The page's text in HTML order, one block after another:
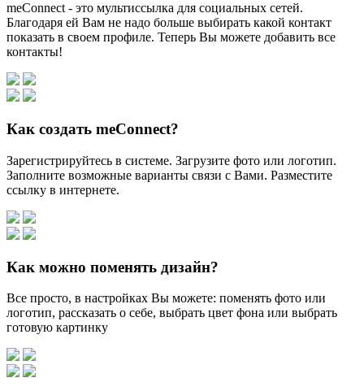
meConnect - это мультиссылка для социальных сетей.
Благодаря ей Вам не надо больше выбирать какой контакт
показать в своем профиле. Теперь Вы можете добавить все
контакты!
Как создать meConnect?
Зарегистрируйтесь в системе. Загрузите фото или логотип.
Заполните возможные варианты связи с Вами. Разместите
ссылку в интернете.
Как можно поменять дизайн?
Все просто, в настройках Вы можете: поменять фото или
логотип, рассказать о себе, выбрать цвет фона или выбрать
готовую картинку